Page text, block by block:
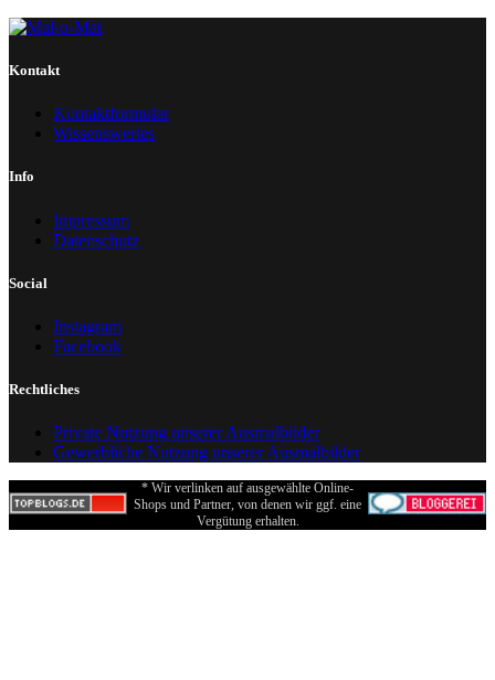
Kontakt
Kontaktformular
Wissenswertes
Info
Impressum
Datenschutz
Social
Instagram
Facebook
Rechtliches
Private Nutzung unserer Ausmalbilder
Gewerbliche Nutzung unserer Ausmalbilder
* Wir verlinken auf ausgewählte Online-
Shops und Partner, von denen wir ggf. eine
Vergütung erhalten.